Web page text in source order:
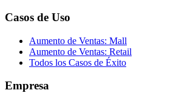
Casos de Uso
Aumento de Ventas: Mall
Aumento de Ventas: Retail
Todos los Casos de Éxito
Empresa